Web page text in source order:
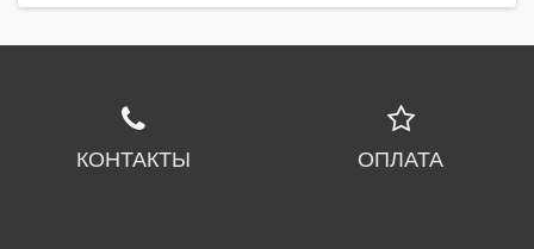
КОНТАКТЫ ОПЛАТА